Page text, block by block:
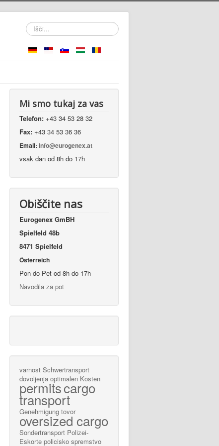
Išči...
Mi smo tukaj za vas
Telefon: +43 34 53 28 32
Fax: +43 34 53 36 36
Email: info@eurogenex.at
vsak dan od 8h do 17h
Obiščite nas
Eurogenex GmBH
Spielfeld 48b
8471 Spielfeld
Österreich
Pon do Pet od 8h do 17h
Navodila za pot
varnost Schwertransport
dovoljenja optimalen Kosten
permitscargo
transport
Genehmigung tovor
oversized cargo
Sondertransport Polizei-
Eskorte policisko spremstvo